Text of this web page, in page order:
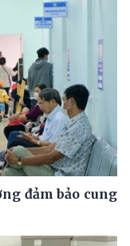
đảm bảo cung